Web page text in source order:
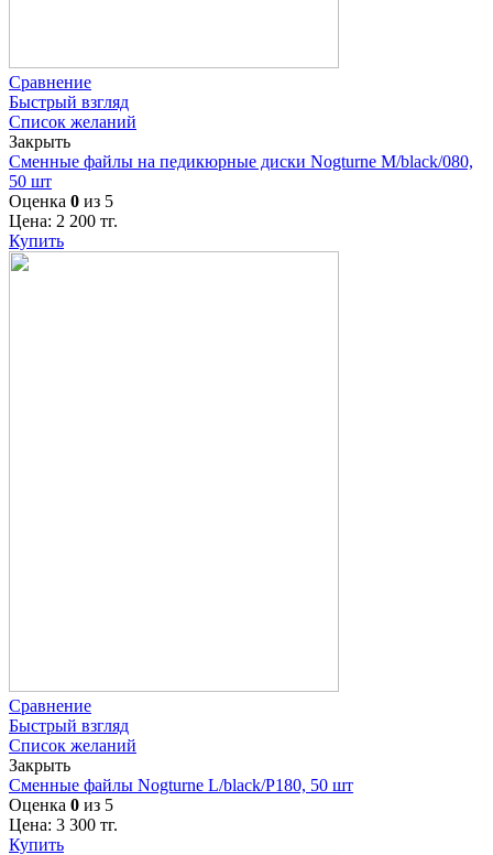
Сравнение
Быстрый взгляд
Список желаний
Закрыть
Сменные файлы на педикюрные диски Nogturne M/black/080,
50 шт
Оценка 0 из 5
Цена: 2 200 тг.
Купить
Сравнение
Быстрый взгляд
Список желаний
Закрыть
Сменные файлы Nogturne L/black/P180, 50 шт
Оценка 0 из 5
Цена: 3 300 тг.
Купить